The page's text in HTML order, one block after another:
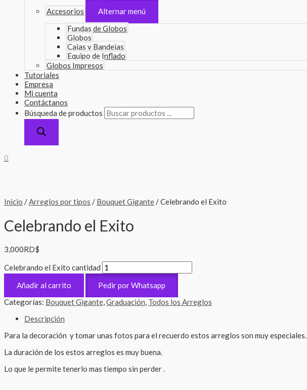
Accesorios
Alternar menú
Fundas de Globos
Globos
Cajas y Bandejas
Equipo de Inflado
Globos Impresos
Tutoriales
Empresa
Mi cuenta
Contáctanos
Búsqueda de productos
0
Inicio /Arreglos por tipos / Bouquet Gigante/ Celebrando el Exito
Celebrando el Exito
3,000RD$
Celebrando el Exito cantidad
Añadir al carrito
Pedir por Whatsapp
Categorías: Bouquet Gigante,Graduación, Todos los Arreglos
Descripción
Para la decoración y tomar unas fotos para el recuerdo estos arreglos son muy especiales.
La duración de los estos arreglos es muy buena.
Lo que le permite tenerlo mas tiempo sin perder .